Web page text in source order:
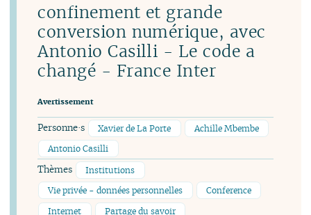
confinement et grande
conversion numérique, avec
Antonio Casilli - Le code a
changé - France Inter
Avertissement
Personne·s Xavier de La Porte
Achille Mbembe
Antonio Casilli
Thèmes
Institutions
Vie privée - données personnelles
Conference
Internet
Partage du savoir